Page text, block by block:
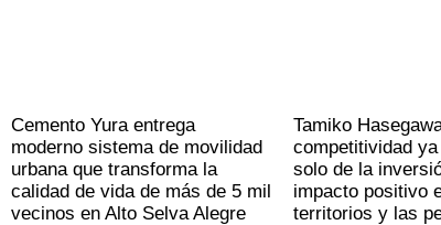
Cemento Yura entrega
moderno sistema de movilidad
urbana que transforma la
calidad de vida de más de 5 mil
vecinos en Alto Selva Alegre
Tamiko
competitividad
solo de la
impacto positivo
territorios y las